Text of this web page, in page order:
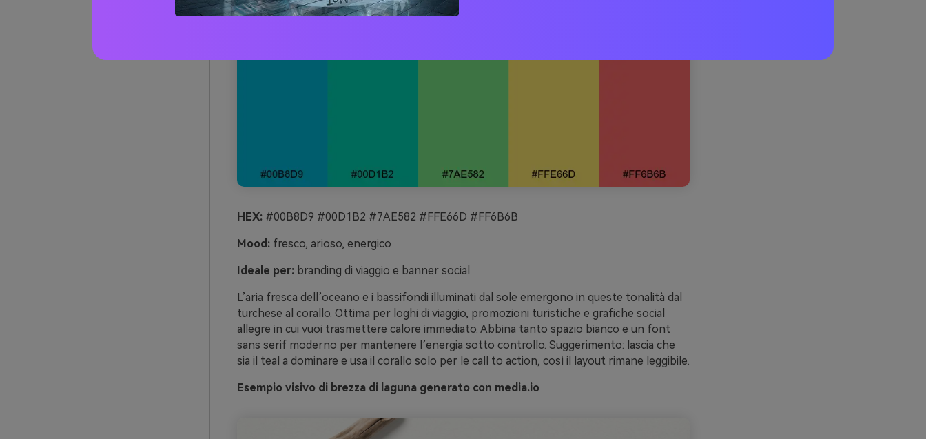
HEX:#00B8D9 #00D1B2 #7AE582 #FFE66D #FF6B6B
Mood:fresco, arioso, energico
Ideale per:branding di viaggio e banner social
L’aria fresca dell’oceano e i bassifondi illuminati dal sole emergono in queste tonalità dal
turchese al corallo. Ottima per loghi di viaggio, promozioni turistiche e grafiche social
allegre in cui vuoi trasmettere calore immediato. Abbina tanto spazio bianco e un font
sans serif moderno per mantenere l’energia sotto controllo. Suggerimento: lascia che
sia il teal a dominare e usa il corallo solo per le call to action, così il layout rimane leggibile.
Esempio visivo di brezza di laguna generato con media.io